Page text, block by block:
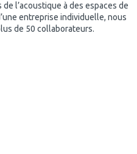
l’acoustique à des espaces de
entreprise individuelle, nous
de 50 collaborateurs.